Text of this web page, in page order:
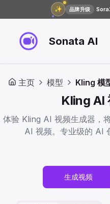
✨ 品牌升级
Sonata AI
主页 模型 Kling 模
Kling AI
体验 Kling AI 视频生成器，
AI 视频。专业级的 AI
生成视频